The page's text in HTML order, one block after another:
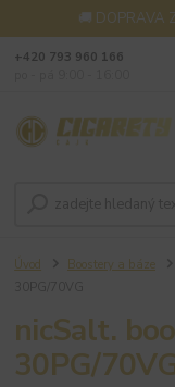
🚚 DOPRAVA
+420 793 960 166
Úvod Boostery a báze
nicSalt.
30PG/